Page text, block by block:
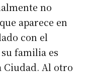
no
aparece en
con el
familia es
Ciudad. Al otro